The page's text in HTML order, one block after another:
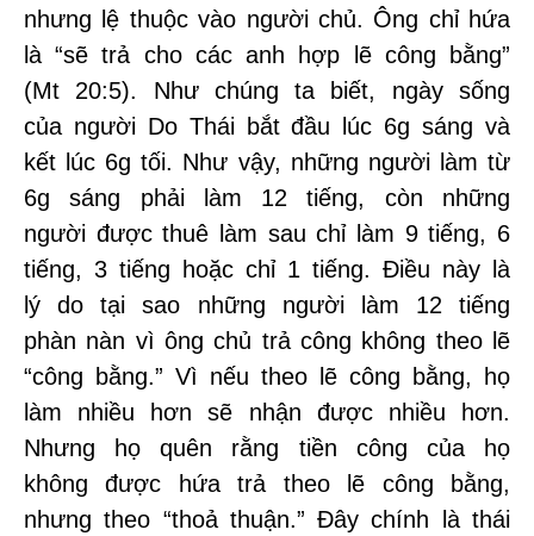
nhưng lệ thuộc vào người chủ. Ông chỉ hứa
là “sẽ trả cho các anh hợp lẽ công bằng”
(Mt 20:5). Như chúng ta biết, ngày sống
của người Do Thái bắt đầu lúc 6g sáng và
kết lúc 6g tối. Như vậy, những người làm từ
6g sáng phải làm 12 tiếng, còn những
người được thuê làm sau chỉ làm 9 tiếng, 6
tiếng, 3 tiếng hoặc chỉ 1 tiếng. Điều này là
lý do tại sao những người làm 12 tiếng
phàn nàn vì ông chủ trả công không theo lẽ
“công bằng.” Vì nếu theo lẽ công bằng, họ
làm nhiều hơn sẽ nhận được nhiều hơn.
Nhưng họ quên rằng tiền công của họ
không được hứa trả theo lẽ công bằng,
nhưng theo “thoả thuận.” Đây chính là thái